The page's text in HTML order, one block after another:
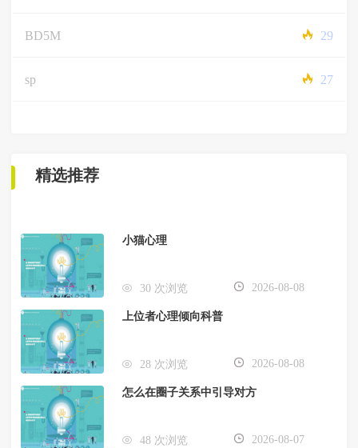
BD5M 29
sp 27
精选推荐
小猫心理
30 次浏览 2026-08-08
上位者心理倾向科普
28 次浏览 2026-08-08
怎么在圈子关系中引导对方
48 次浏览 2026-08-07